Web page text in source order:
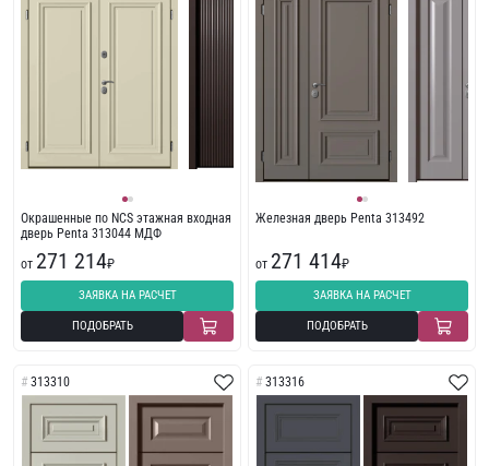
Окрашенные по NCS этажная входная
дверь Penta 313044 МДФ
от 271 214₽
ЗАЯВКА НА РАСЧЕТ
ПОДОБРАТЬ
Железная дверь Penta 313492
от 271 414₽
ЗАЯВКА НА РАСЧЕТ
ПОДОБРАТЬ
313310 313316